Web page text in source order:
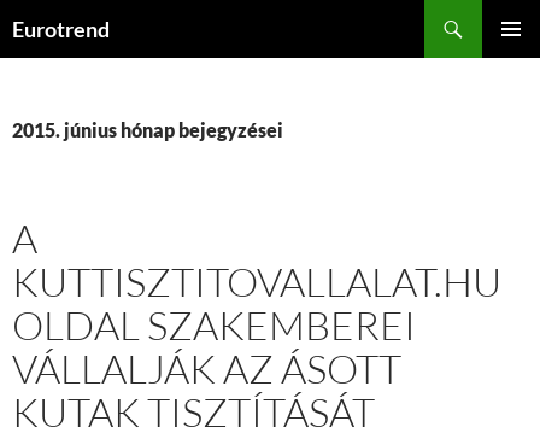
Eurotrend
2015. június hónap bejegyzései
A
KUTTISZTITOVALLALAT.HU
OLDAL SZAKEMBEREI
VÁLLALJÁK AZ ÁSOTT
KUTAK TISZTÍTÁSÁT